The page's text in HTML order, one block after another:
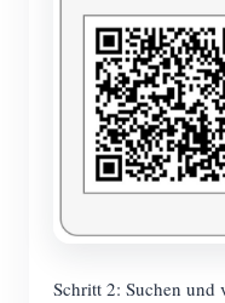
Schritt 2: Suchen und